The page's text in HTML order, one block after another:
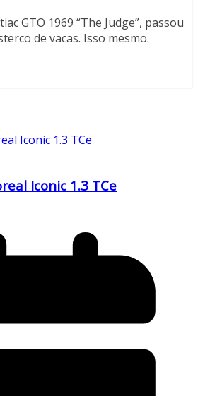
GTO 1969 “The Judge”, passou
de vacas. Isso mesmo.
Iconic 1.3 TCe